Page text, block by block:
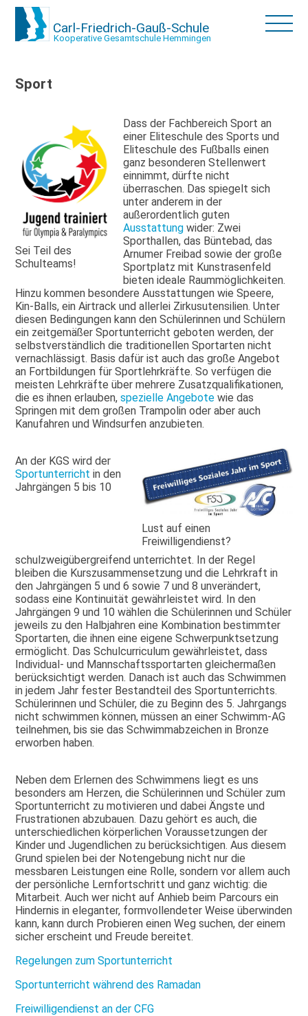
Carl-Friedrich-Gauß-Schule
Kooperative Gesamtschule Hemmingen
Sport
Sei Teil des
Schulteams!
Dass der Fachbereich Sport an
einer Eliteschule des Sports und
Eliteschule des Fußballs einen
ganz besonderen Stellenwert
einnimmt, dürfte nicht
überraschen. Das spiegelt sich
unter anderem in der
außerordentlich guten
Ausstattungwider: Zwei
Sporthallen, das Büntebad, das
Arnumer Freibad sowie der große
Sportplatz mit Kunstrasenfeld
bieten ideale Raummöglichkeiten.
Hinzu kommen besondere Ausstattungen wie Speere,
Kin-Balls, ein Airtrack und allerlei Zirkusutensilien. Unter
diesen Bedingungen kann den Schülerinnen und Schülern
ein zeitgemäßer Sportunterricht geboten werden, der
selbstverständlich die traditionellen Sportarten nicht
vernachlässigt. Basis dafür ist auch das große Angebot
an Fortbildungen für Sportlehrkräfte. So verfügen die
meisten Lehrkräfte über mehrere Zusatzqualifikationen,
die es ihnen erlauben,spezielle Angebote wie das
Springen mit dem großen Trampolin oder aber auch
Kanufahren und Windsurfen anzubieten.
Lust auf einen
Freiwilligendienst?
An der KGS wird der
Sportunterrichtin den
Jahrgängen 5 bis 10
schulzweigübergreifend unterrichtet. In der Regel
bleiben die Kurszusammensetzung und die Lehrkraft in
den Jahrgängen 5 und 6 sowie 7 und 8 unverändert,
sodass eine Kontinuität gewährleistet wird. In den
Jahrgängen 9 und 10 wählen die Schülerinnen und Schüler
jeweils zu den Halbjahren eine Kombination bestimmter
Sportarten, die ihnen eine eigene Schwerpunktsetzung
ermöglicht. Das Schulcurriculum gewährleistet, dass
Individual- und Mannschaftssportarten gleichermaßen
berücksichtigt werden. Danach ist auch das Schwimmen
in jedem Jahr fester Bestandteil des Sportunterrichts.
Schülerinnen und Schüler, die zu Beginn des 5. Jahrgangs
nicht schwimmen können, müssen an einer Schwimm-AG
teilnehmen, bis sie das Schwimmabzeichen in Bronze
erworben haben.
Neben dem Erlernen des Schwimmens liegt es uns
besonders am Herzen, die Schülerinnen und Schüler zum
Sportunterricht zu motivieren und dabei Ängste und
Frustrationen abzubauen. Dazu gehört es auch, die
unterschiedlichen körperlichen Voraussetzungen der
Kinder und Jugendlichen zu berücksichtigen. Aus diesem
Grund spielen bei der Notengebung nicht nur die
messbaren Leistungen eine Rolle, sondern vor allem auch
der persönliche Lernfortschritt und ganz wichtig: die
Mitarbeit. Auch wer nicht auf Anhieb beim Parcours ein
Hindernis in eleganter, formvollendeter Weise überwinden
kann, kann durch Probieren einen Weg suchen, der einem
sicher erscheint und Freude bereitet.
Regelungen zum Sportunterricht
Sportunterricht während des Ramadan
Freiwilligendienst an der CFG